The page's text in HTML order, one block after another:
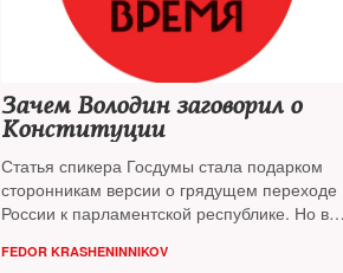
Зачем Володин заговорил о
Конституции
Статья спикера Госдумы стала подарком
сторонникам версии о грядущем переходе
России к парламентской республике. Но в
участие в играх вокруг трансформации
FEDOR KRASHENINNIKOV